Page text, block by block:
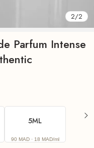
2/2
Parfum Intense
5ML
90 MAD· 18 MAD/ml